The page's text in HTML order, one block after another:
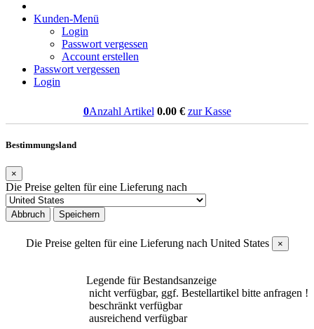
Kunden-Menü
Login
Passwort vergessen
Account erstellen
Passwort vergessen
Login
0Anzahl Artikel 0.00€ zur Kasse
Bestimmungsland
×
Die Preise gelten für eine Lieferung nach
Abbruch Speichern
Die Preise gelten für eine Lieferung nach United States ×
Legende für Bestandsanzeige
nicht verfügbar, ggf. Bestellartikel bitte anfragen !
beschränkt verfügbar
ausreichend verfügbar